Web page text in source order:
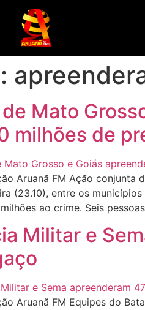
Mato
milhões de
Aruanã FM Ação conjunta
(23.10), entre os
ao crime. Seis
Militar e
Aruanã FM Equipes do